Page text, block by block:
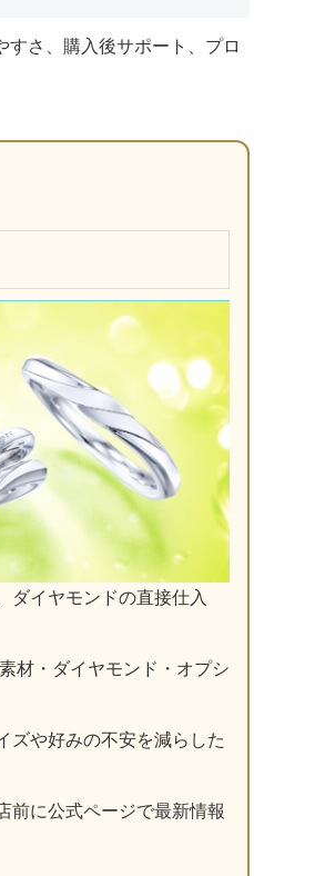
さ、購入後サポート、プロ
ダイヤモンドの直接仕入
材・ダイヤモンド・オプシ
ズや好みの不安を減らした
前に公式ページで最新情報